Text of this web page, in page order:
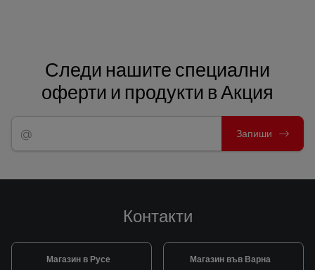
Следи нашите специални
оферти и продукти в Акция
Запиши
Контакти
Магазин в Русе Магазин във Варна